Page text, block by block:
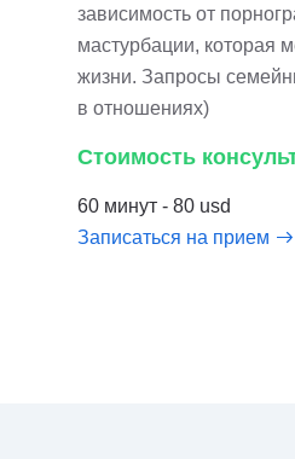
зависимость от
мастурбации, которая
жизни. Запросы
в отношениях)
Стоимость
60 минут - 80 usd
Записаться на прием